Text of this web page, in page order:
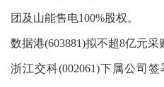
团及山能售电100%股权。
数据港(603881)拟不超8亿元采
浙江交科(002061)下属公司